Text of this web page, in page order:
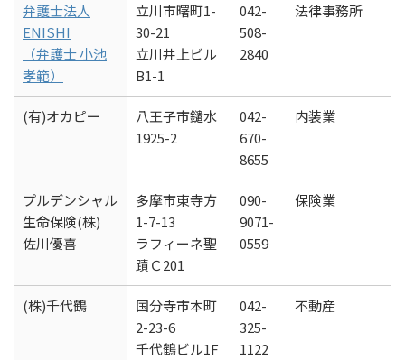
弁護士法人
ENISHI
（弁護士 小池
孝範）
立川市曙町1-
30-21
立川井上ビル
B1-1
042-
508-
2840
法律事務所
(有)オカピー
八王子市鑓水
1925-2
042-
670-
8655
内装業
プルデンシャル
生命保険(株)
佐川優喜
多摩市東寺方
1-7-13
ラフィーネ聖
蹟Ｃ201
090-
9071-
0559
保険業
(株)千代鶴
国分寺市本町
2-23-6
千代鶴ビル1F
042-
325-
1122
不動産